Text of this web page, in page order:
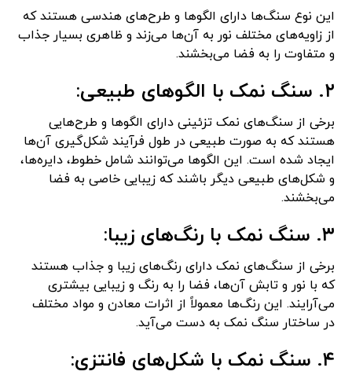
این نوع سنگ‌ها دارای الگوها و طرح‌های هندسی هستند که
از زاویه‌های مختلف نور به آن‌ها می‌زند و ظاهری بسیار جذاب
و متفاوت را به فضا می‌بخشند.
۲. سنگ نمک با الگوهای طبیعی:
برخی از سنگ‌های نمک تزئینی دارای الگوها و طرح‌هایی
هستند که به صورت طبیعی در طول فرآیند شکل‌گیری آن‌ها
ایجاد شده است. این الگوها می‌توانند شامل خطوط، دایره‌ها،
و شکل‌های طبیعی دیگر باشند که زیبایی خاصی به فضا
می‌بخشند.
۳. سنگ نمک با رنگ‌های زیبا:
برخی از سنگ‌های نمک دارای رنگ‌های زیبا و جذاب هستند
که با نور و تابش آن‌ها، فضا را به رنگ و زیبایی بیشتری
می‌آرایند. این رنگ‌ها معمولاً از اثرات معادن و مواد مختلف
در ساختار سنگ نمک به دست می‌آید.
۴. سنگ نمک با شکل‌های فانتزی: